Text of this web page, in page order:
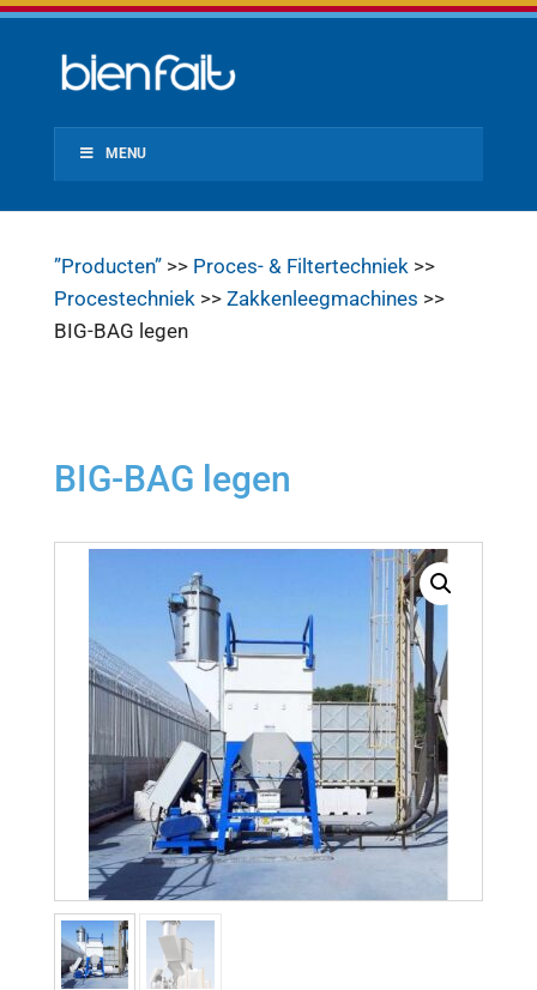
MENU
”Producten”>> Proces- & Filtertechniek>>
Procestechniek>> Zakkenleegmachines >>
BIG-BAG legen
BIG-BAG legen